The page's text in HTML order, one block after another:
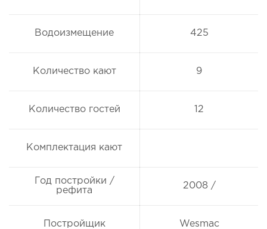
Водоизмещение 425
Количество кают 9
Количество гостей 12
Комплектация кают
Год постройки /
рефита
2008 /
Постройщик Wesmac